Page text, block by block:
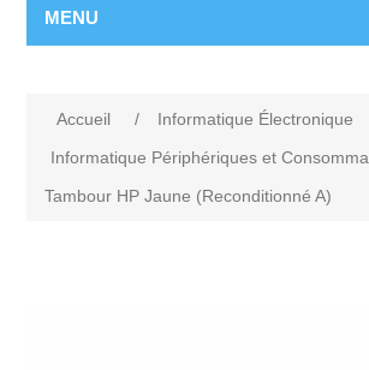
MENU
Accueil / Informatique Électronique
Informatique Périphériques et
Tambour HP Jaune (Reconditionné A)